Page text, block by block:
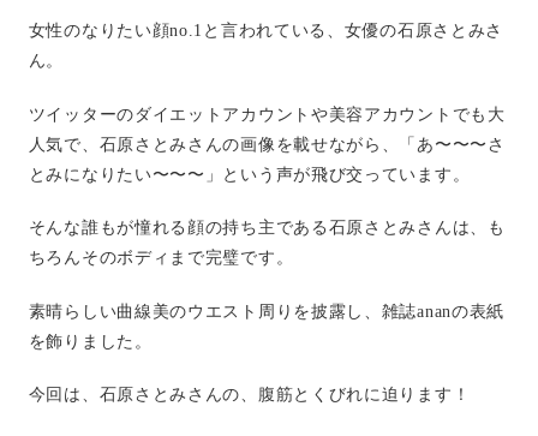
女性のなりたい顔no.1と言われている、女優の石原さとみさ
ん。
ツイッターのダイエットアカウントや美容アカウントでも大
人気で、石原さとみさんの画像を載せながら、「あ〜〜〜さ
とみになりたい〜〜〜」という声が飛び交っています。
そんな誰もが憧れる顔の持ち主である石原さとみさんは、も
ちろんそのボディまで完璧です。
素晴らしい曲線美のウエスト周りを披露し、雑誌ananの表紙
を飾りました。
今回は、石原さとみさんの、腹筋とくびれに迫ります！